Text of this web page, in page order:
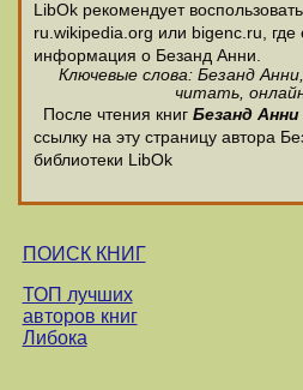
LibOk рекомендует
ru.wikipedia.org или bigenc.ru, где
информация о Безанд Анни.
Ключевые слова: Безанд
читать,
После чтения книг Безанд Анни
ссылку на эту страницу автора
библиотеки LibOk
ПОИСК КНИГ
ТОП лучших
авторов книг
Либока